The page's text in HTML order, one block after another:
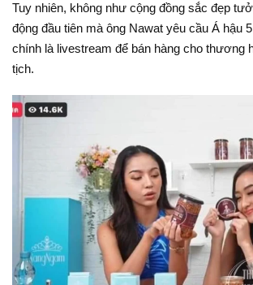
Tuy nhiên, không như cộng đồng sắc đẹp
động đầu tiên mà ông Nawat yêu cầu Á hậu
chính là livestream để bán hàng cho thương
tịch.